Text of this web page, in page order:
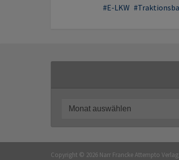
E-LKW
Copyright © 2026 Narr Francke Attempto